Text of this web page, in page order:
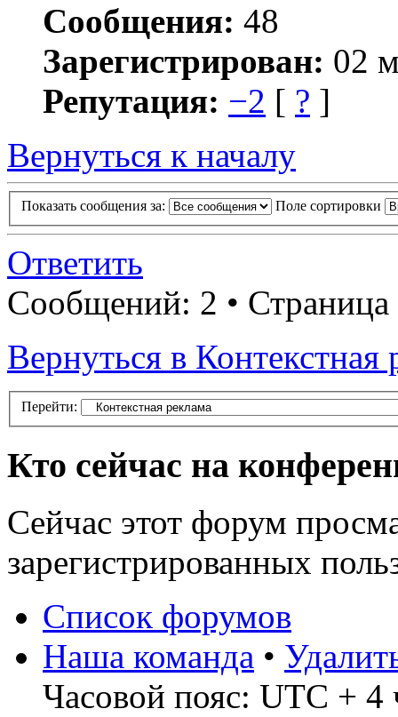
Сообщения: 48
Зарегистрирован: 02
Репутация: −2 [ ? ]
Вернуться к началу
Показать сообщения за: Поле сортировки
Ответить
Сообщений: 2 • Страница
Вернуться в Контекстная
Перейти:
Кто сейчас на
Сейчас этот форум
зарегистрированных
Список форумов
Наша команда •
Часовой пояс: UTC + 4